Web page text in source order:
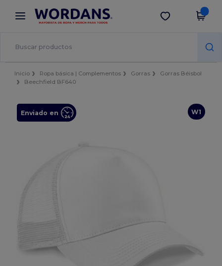
× App de Wordans
¡Mejores precios en app!
Descargar app
Inicio Ropa básica | Complementos Gorras
Gorras Béisbol
Beechfield BF640
W1
Enviado en